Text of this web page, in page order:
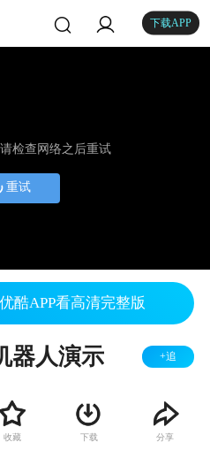
下载APP
检查网络之后重试
重试
酷APP看高清完整版
器人演示 +追
收藏 下载 分享